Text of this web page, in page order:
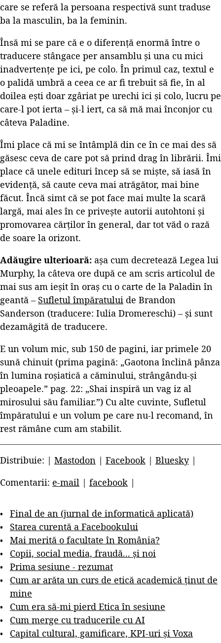
care se referă la persoana respectivă sunt traduse
ba la masculin, ba la feminin.
Însă mi se pare că e o diferență enormă între o
traducere stângace per ansamblu și una cu mici
inadvertențe pe ici, pe colo. În primul caz, textul e
o palidă umbră a ceea ce ar fi trebuit să fie, în al
doilea ești doar zgâriat pe urechi ici și colo, lucru pe
care-l pot ierta – și-l iert, ca să mă mai înconjor cu
câteva Paladine.
Îmi place că mi se întâmplă din ce în ce mai des să
găsesc ceva de care pot să prind drag în librării. Îmi
place că unele edituri încep să se miște, să iasă în
evidență, să caute ceva mai atrăgător, mai bine
făcut. Încă simt că se pot face mai multe la scară
largă, mai ales în ce privește autorii autohtoni și
promovarea cărților în general, dar tot văd o rază
de soare la orizont.
Adăugire ulterioară: așa cum decretează Legea lui
Murphy, la câteva ore după ce am scris articolul de
mai sus am ieșit în oraș cu o carte de la Paladin în
geantă – Sufletul împăratului de Brandon
Sanderson (traducere: Iulia Dromereschi) – și sunt
dezamăgită de traducere.
E un volum mic, sub 150 de pagini, iar primele 20
sună chinuit (prima pagină: „Gaotona înclină pânza
în lumina roșiatică a căminului, strângându-și
pleoapele.” pag. 22: „Shai inspiră un vag iz al
mirosului său familiar.”) Cu alte cuvinte, Sufletul
împăratului e un volum pe care nu-l recomand, în
rest rămâne cum am stabilit.
Distribuie: | Mastodon | Facebook | Bluesky|
Comentarii: e-mail | facebook |
Final de an (jurnal de informatică aplicată)
Starea curentă a Facebookului
Mai merită o facultate în România?
Copii, social media, fraudă... și noi
Prima sesiune - rezumat
Cum ar arăta un curs de etică academică ținut de
mine
Cum era să-mi pierd Etica în sesiune
Cum merge cu traducerile cu AI
Capital cultural, gamificare, KPI-uri și Voxa